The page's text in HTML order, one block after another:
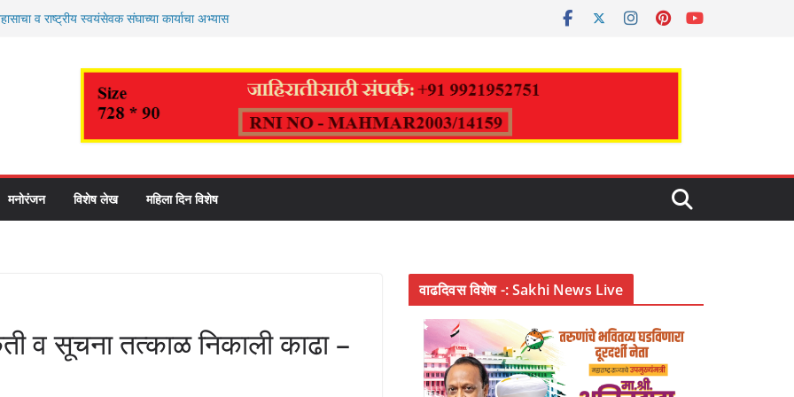
व राष्ट्रीय स्वयंसेवक संघाच्या कार्याचा अभ्यास
पालखी (परतीचा प्रवास) सोहळ्याचे पिंपरी
व्यवस्थापनाचा नवा अध्याय सुरू ; आमदार अमित गोरखे
शून्य कचरा झोपडपट्टी प्रकल्पाचे’ भूमिपूजन संपन्न!
! पिंपरी चिंचवड शहर पत्रकार संघाकडून सदस्यांना उच्च
प्रारंभ; प्रत्येक पात्र शेतकऱ्यांना लाभ मिळणार
मनोरंजन विशेष लेख महिला दिन विशेष
व सूचना तत्काळ निकाली काढा –
वाढदिवस विशेष -: Sakhi News Live